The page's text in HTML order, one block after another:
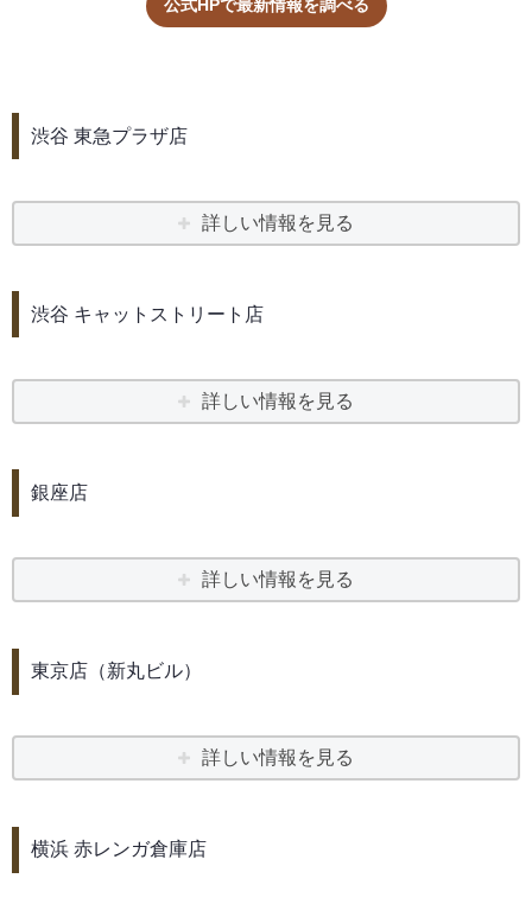
公式HPで最新情報を調べる
渋谷 東急プラザ店
詳しい情報を見る
渋谷 キャットストリート店
詳しい情報を見る
銀座店
詳しい情報を見る
東京店（新丸ビル）
詳しい情報を見る
横浜 赤レンガ倉庫店